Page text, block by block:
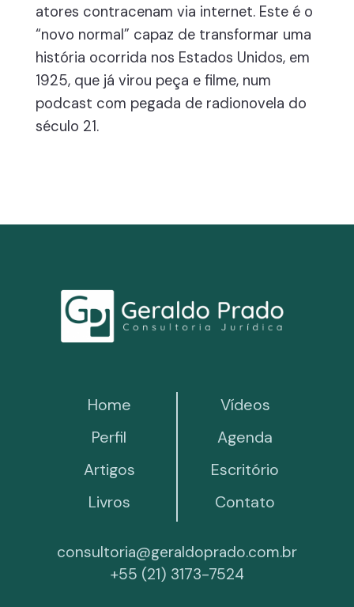
atores contracenam via internet. Este é o
“novo normal” capaz de transformar uma
história ocorrida nos Estados Unidos, em
1925, que já virou peça e filme, num
podcast com pegada de radionovela do
século 21.
Home
Perfil
Artigos
Livros
Vídeos
Agenda
Escritório
Contato
consultoria@geraldoprado.com.br
+55 (21) 3173-7524